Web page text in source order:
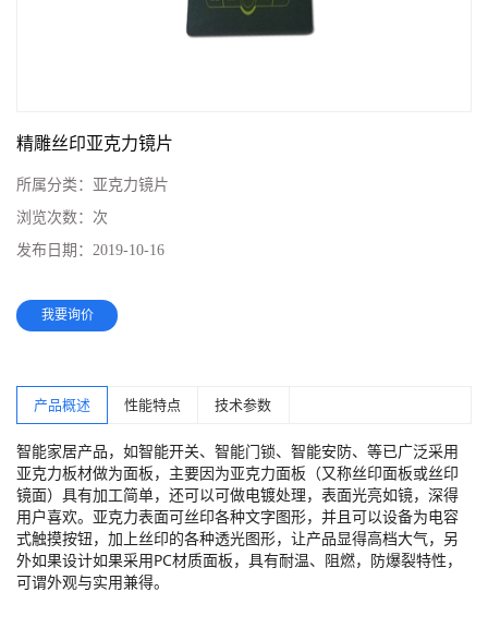
精雕丝印亚克力镜片
所属分类： 亚克力镜片
浏览次数： 次
发布日期： 2019-10-16
我要询价
产品概述 性能特点 技术参数
智能家居产品，如智能开关、智能门锁、智能安防、等已广泛采用
亚克力板材做为面板，主要因为亚克力面板（又称丝印面板或丝印
镜面）具有加工简单，还可以可做电镀处理，表面光亮如镜，深得
用户喜欢。亚克力表面可丝印各种文字图形，并且可以设备为电容
式触摸按钮，加上丝印的各种透光图形，让产品显得高档大气，另
外如果设计如果采用PC材质面板，具有耐温、阻燃，防爆裂特性，
可谓外观与实用兼得。